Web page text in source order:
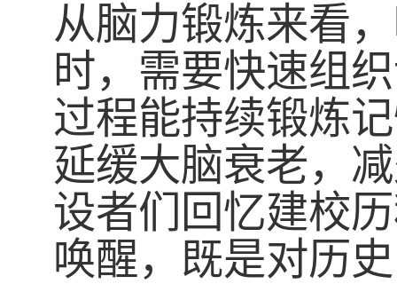
从脑力锻炼来看
时，需要快速组
过程能持续锻炼
延缓大脑衰老，
设者们回忆建校
唤醒，既是对历